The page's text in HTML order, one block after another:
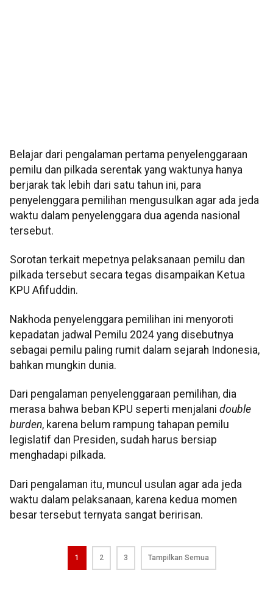
Belajar dari pengalaman pertama penyelenggaraan
pemilu dan pilkada serentak yang waktunya hanya
berjarak tak lebih dari satu tahun ini, para
penyelenggara pemilihan mengusulkan agar ada jeda
waktu dalam penyelenggara dua agenda nasional
tersebut.
Sorotan terkait mepetnya pelaksanaan pemilu dan
pilkada tersebut secara tegas disampaikan Ketua
KPU Afifuddin.
Nakhoda penyelenggara pemilihan ini menyoroti
kepadatan jadwal Pemilu 2024 yang disebutnya
sebagai pemilu paling rumit dalam sejarah Indonesia,
bahkan mungkin dunia.
Dari pengalaman penyelenggaraan pemilihan, dia
merasa bahwa beban KPU seperti menjalani double
burden, karena belum rampung tahapan pemilu
legislatif dan Presiden, sudah harus bersiap
menghadapi pilkada.
Dari pengalaman itu, muncul usulan agar ada jeda
waktu dalam pelaksanaan, karena kedua momen
besar tersebut ternyata sangat beririsan.
1 2 3 Tampilkan Semua